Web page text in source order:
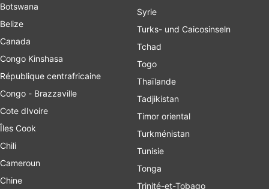
Botswana
Belize
Canada
Congo Kinshasa
République centrafricaine
Congo - Brazzaville
Cote dIvoire
Îles Cook
Chili
Cameroun
Chine
Syrie
Turks- und Caicosinseln
Tchad
Togo
Thaïlande
Tadjikistan
Timor oriental
Turkménistan
Tunisie
Tonga
Trinité-et-Tobago